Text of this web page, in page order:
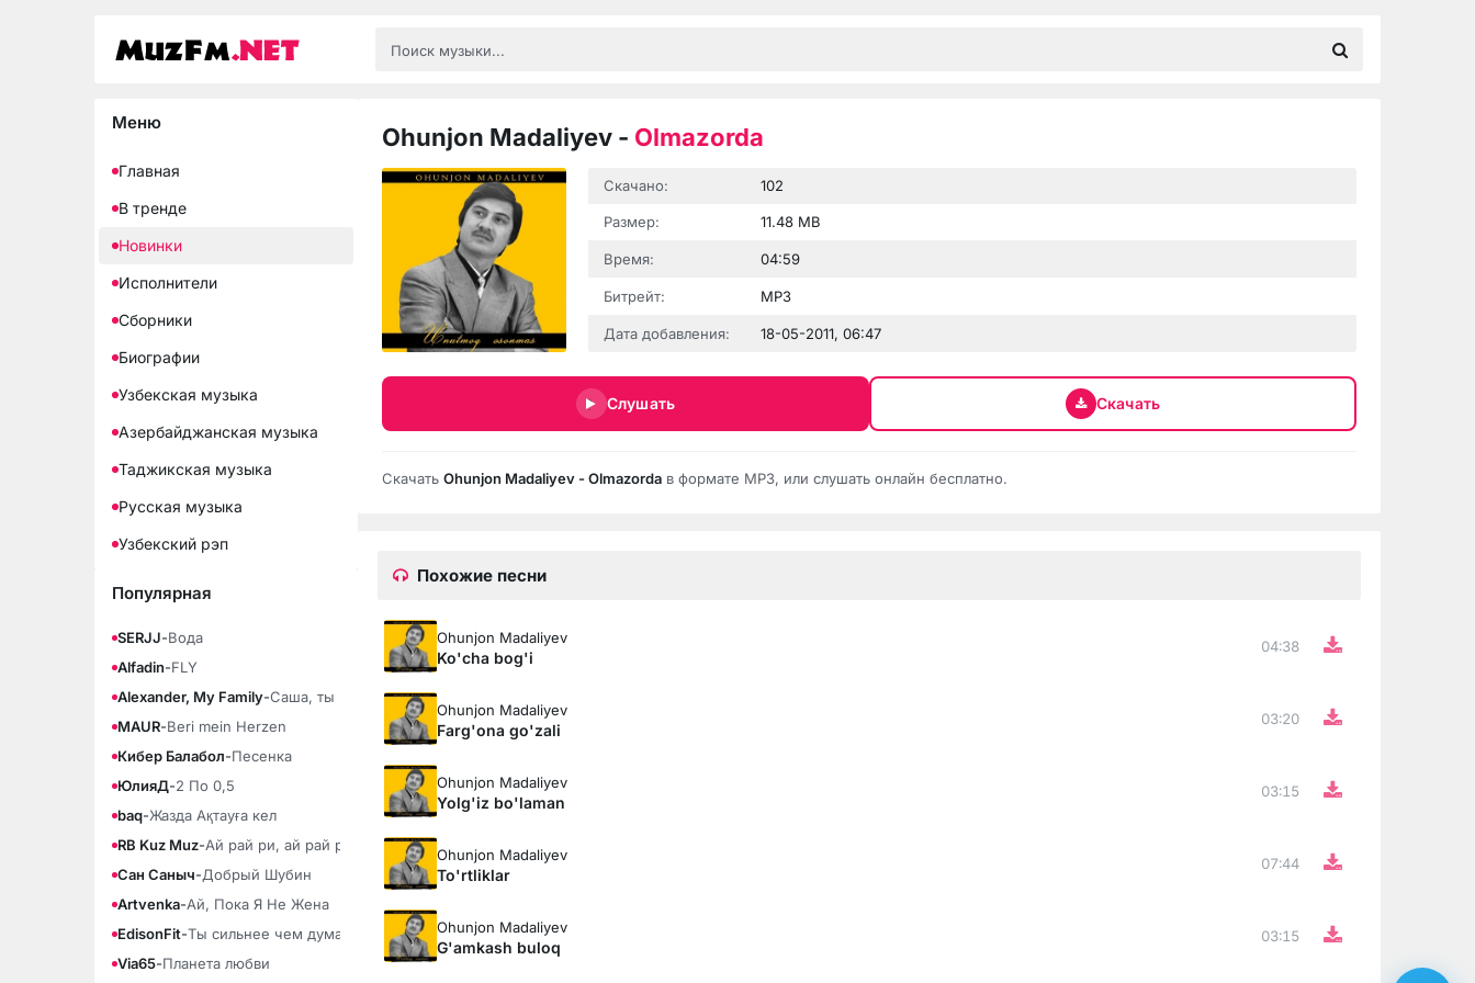
Меню
Главная
В тренде
Новинки
Исполнители
Сборники
Биографии
Узбекская музыка
Азербайджанская музыка
Таджикская музыка
Русская музыка
Узбекский рэп
Популярная
SERJJ-Вода
Alfadin-FLY
Alexander, My Family-Саша, ты моя любовь
MAUR-Beri mein Herzen
Кибер Балабол-Песенка
ЮлияД-2 По 0,5
baq-Жазда Ақтауға кел
RB Kuz Muz-Ай рай ри, ай рай ра
Сан Саныч-Добрый Шубин
Artvenka-Ай, Пока Я Не Жена
EdisonFit-Ты сильнее чем думаешь
Via65-Планета любви
Ohunjon Madaliyev - Olmazorda
Скачано: 102
Размер: 11.48 MB
Время: 04:59
Битрейт: MP3
Дата добавления: 18-05-2011, 06:47
Слушать Скачать
Скачать Ohunjon Madaliyev - Olmazorda в формате MP3, или слушать онлайн бесплатно.
Похожие песни
Ohunjon Madaliyev
Ko'cha bog'i
04:38
Ohunjon Madaliyev
Farg'ona go'zali
03:20
Ohunjon Madaliyev
Yolg'iz bo'laman
03:15
Ohunjon Madaliyev
To'rtliklar
07:44
Ohunjon Madaliyev
G'amkash buloq
03:15